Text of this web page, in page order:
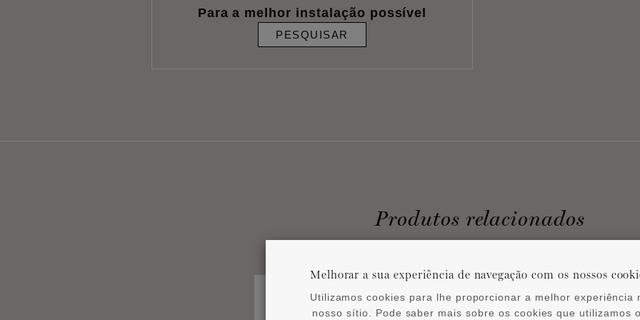
Para a melhor instalação possível
PESQUISAR
Produtos relacionados
Melhorar a sua experiência de navegação com os nossos
Utilizamos cookies para lhe proporcionar a melhor experiência
nosso sítio. Pode saber mais sobre os cookies que utilizamos